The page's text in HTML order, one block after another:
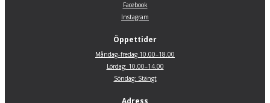
Facebook
Instagram
Öppettider
Måndag–fredag 10.00–18.00
Lördag: 10.00–14.00
Söndag: Stängt
Adress